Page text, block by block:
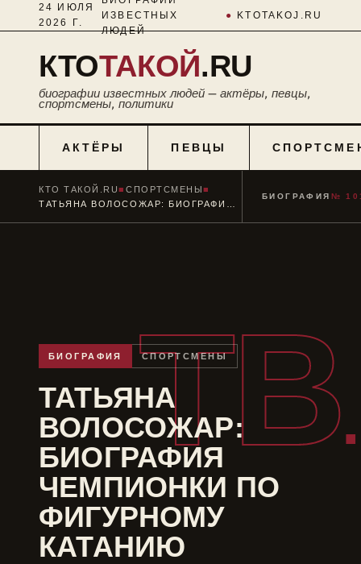
24 ИЮЛЯ
2026 Г.
ИЗВЕСТНЫХ
ЛЮДЕЙ
● KTOTAKOJ.RU
КТОТАКОЙ.RU
биографии известных людей — актёры, певцы,
спортсмены, политики
АКТЁРЫ ПЕВЦЫ
ТВ
КТО ТАКОЙ.RU■СПОРТСМЕНЫ■
БИОГРАФИЯ №
БИОГРАФИЯ СПОРТСМЕНЫ
ТАТЬЯНА
ВОЛОСОЖАР:
БИОГРАФИЯ
ЧЕМПИОНКИ ПО
ФИГУРНОМУ
КАТАНИЮ